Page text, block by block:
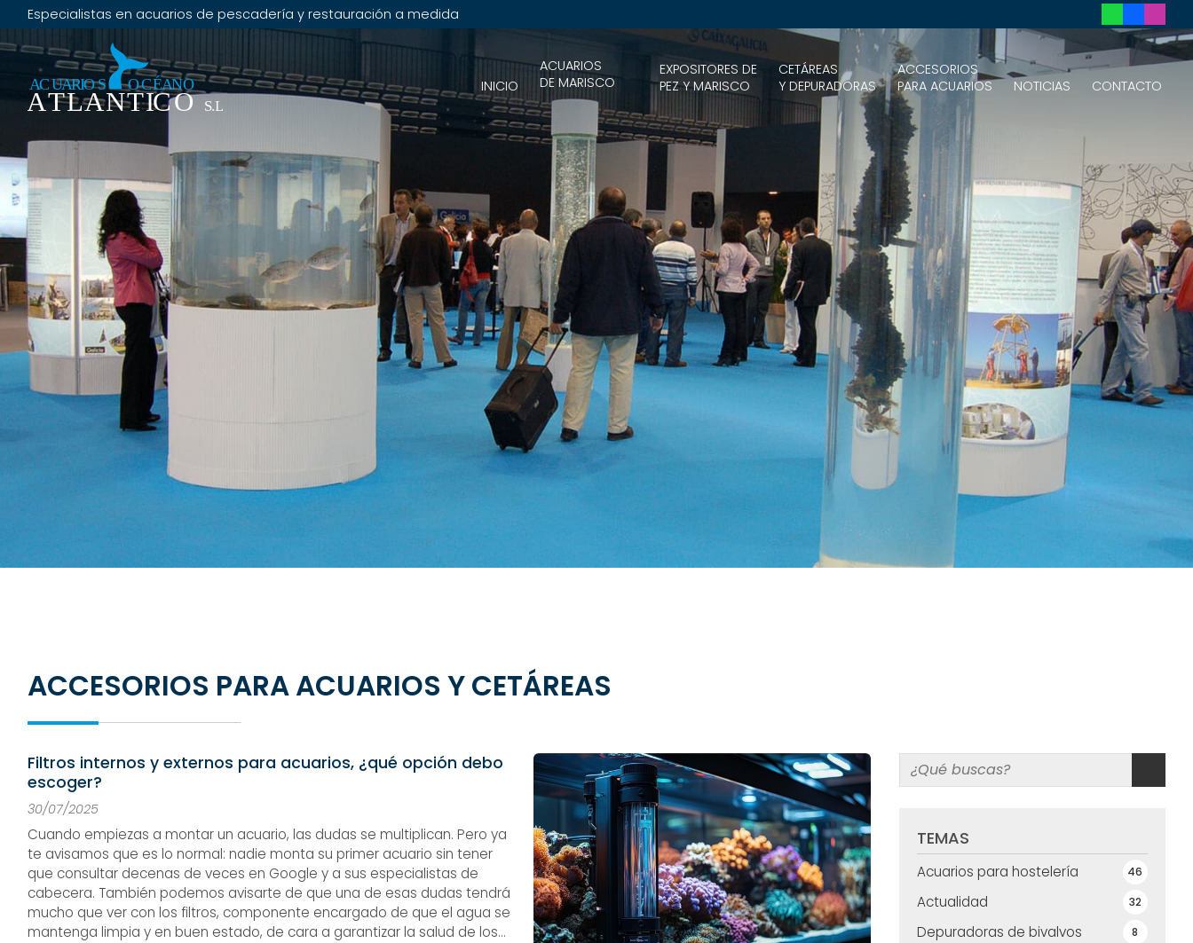
Especialistas en acuarios de pescadería y restauración a medida
INICIO
ACUARIOS
DE MARISCO
EXPOSITORES DE
PEZ Y MARISCO
CETÁREAS
Y DEPURADORAS
ACCESORIOS
PARA ACUARIOS
NOTICIAS CONTACTO
ACCESORIOS PARA ACUARIOS Y CETÁREAS
TEMAS
Acuarios para hostelería 46
Actualidad 32
Depuradoras de bivalvos 8
Filtros internos y externos para acuarios, ¿qué opción debo
escoger?
30/07/2025
Cuando empiezas a montar un acuario, las dudas se multiplican. Pero ya
te avisamos que es lo normal: nadie monta su primer acuario sin tener
que consultar decenas de veces en Google y a sus especialistas de
cabecera. También podemos avisarte de que una de esas dudas tendrá
mucho que ver con los filtros, componente encargado de que el agua se
mantenga limpia y en buen estado, de cara a garantizar la salud de los